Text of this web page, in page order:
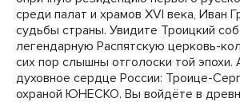
среди палат и храмов XVI века, Иван
судьбы страны. Увидите Троицкий
легендарную Распятскую церковь-
сих пор слышны отголоски той
духовное сердце России: Троице-
охраной ЮНЕСКО. Вы войдёте в